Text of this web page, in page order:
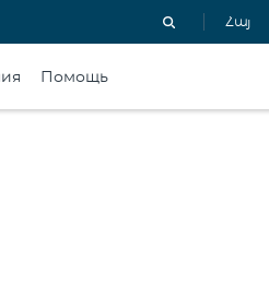
Հայ
Помощь